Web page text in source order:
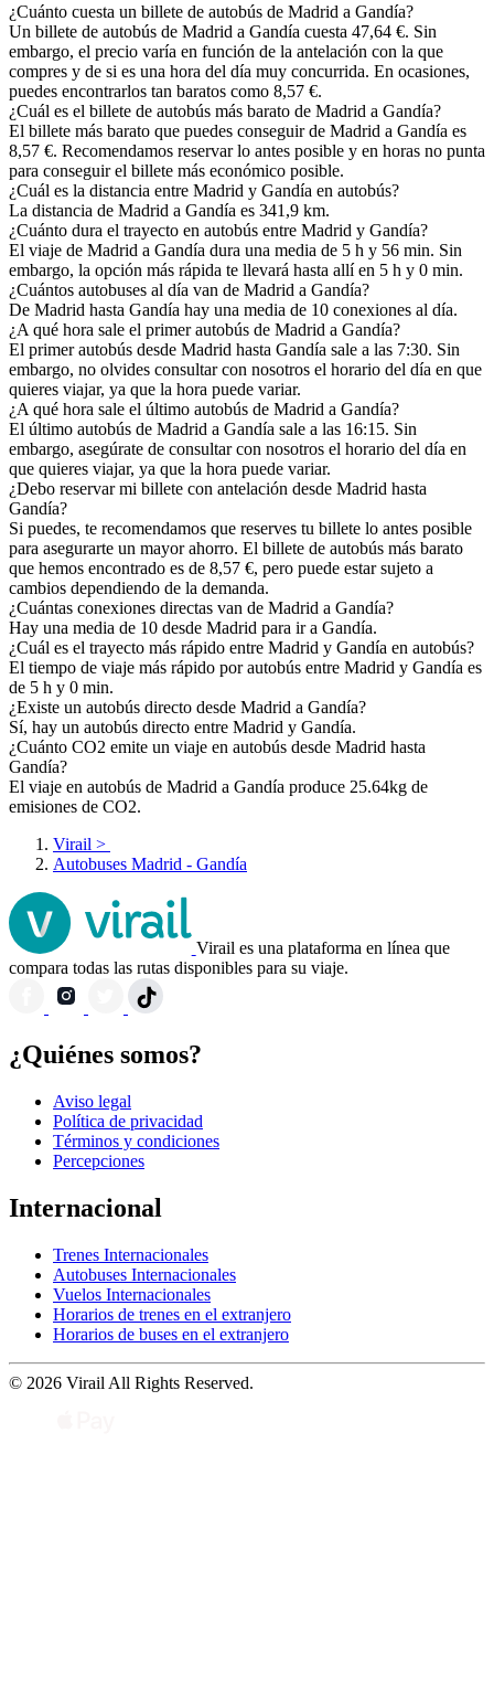
¿Cuánto cuesta un billete de autobús de Madrid a Gandía?
Un billete de autobús de Madrid a Gandía cuesta 47,64 €. Sin
embargo, el precio varía en función de la antelación con la que
compres y de si es una hora del día muy concurrida. En ocasiones,
puedes encontrarlos tan baratos como 8,57 €.
¿Cuál es el billete de autobús más barato de Madrid a Gandía?
El billete más barato que puedes conseguir de Madrid a Gandía es
8,57 €. Recomendamos reservar lo antes posible y en horas no punta
para conseguir el billete más económico posible.
¿Cuál es la distancia entre Madrid y Gandía en autobús?
La distancia de Madrid a Gandía es 341,9 km.
¿Cuánto dura el trayecto en autobús entre Madrid y Gandía?
El viaje de Madrid a Gandía dura una media de 5 h y 56 min. Sin
embargo, la opción más rápida te llevará hasta allí en 5 h y 0 min.
¿Cuántos autobuses al día van de Madrid a Gandía?
De Madrid hasta Gandía hay una media de 10 conexiones al día.
¿A qué hora sale el primer autobús de Madrid a Gandía?
El primer autobús desde Madrid hasta Gandía sale a las 7:30. Sin
embargo, no olvides consultar con nosotros el horario del día en que
quieres viajar, ya que la hora puede variar.
¿A qué hora sale el último autobús de Madrid a Gandía?
El último autobús de Madrid a Gandía sale a las 16:15. Sin
embargo, asegúrate de consultar con nosotros el horario del día en
que quieres viajar, ya que la hora puede variar.
¿Debo reservar mi billete con antelación desde Madrid hasta
Gandía?
Si puedes, te recomendamos que reserves tu billete lo antes posible
para asegurarte un mayor ahorro. El billete de autobús más barato
que hemos encontrado es de 8,57 €, pero puede estar sujeto a
cambios dependiendo de la demanda.
¿Cuántas conexiones directas van de Madrid a Gandía?
Hay una media de 10 desde Madrid para ir a Gandía.
¿Cuál es el trayecto más rápido entre Madrid y Gandía en autobús?
El tiempo de viaje más rápido por autobús entre Madrid y Gandía es
de 5 h y 0 min.
¿Existe un autobús directo desde Madrid a Gandía?
Sí, hay un autobús directo entre Madrid y Gandía.
¿Cuánto CO2 emite un viaje en autobús desde Madrid hasta
Gandía?
El viaje en autobús de Madrid a Gandía produce 25.64kg de
emisiones de CO2.
Virail >
Autobuses Madrid - Gandía
Virail es una plataforma en línea que
compara todas las rutas disponibles para su viaje.
¿Quiénes somos?
Aviso legal
Política de privacidad
Términos y condiciones
Percepciones
Internacional
Trenes Internacionales
Autobuses Internacionales
Vuelos Internacionales
Horarios de trenes en el extranjero
Horarios de buses en el extranjero
© 2026 Virail All Rights Reserved.